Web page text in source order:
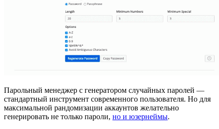
Парольный менеджер с генератором случайных паролей —
стандартный инструмент современного пользователя. Но для
максимальной рандомизации аккаунтов желательно
генерировать не только пароли, но и юзернеймы.